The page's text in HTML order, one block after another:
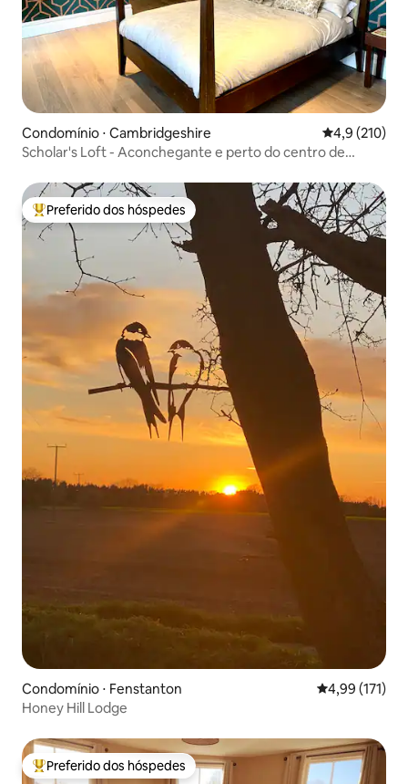
Condomínio ⋅ Cambridgeshire 4,9 de uma
4,9 (210)
Scholar's Loft - Aconchegante e perto do centro de
Entre os melhores preferidos dos hóspedes
Preferido dos hóspedes
Condomínio ⋅ Fenstanton 4,99 de uma
4,99 (171)
Honey Hill Lodge
Entre os melhores preferidos dos hóspedes
Preferido dos hóspedes